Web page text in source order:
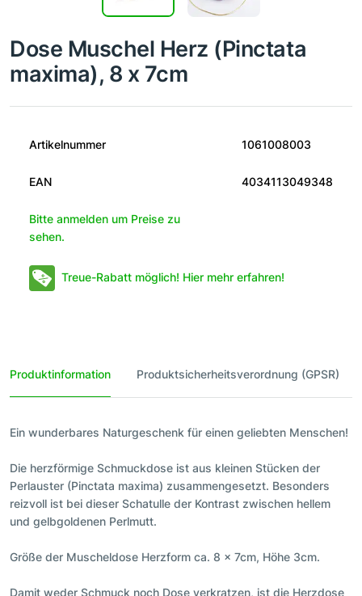
Dose Muschel Herz (Pinctata
maxima), 8 x 7cm
Artikelnummer 1061008003
EAN 4034113049348
Bitte anmelden um Preise zu
sehen.
Treue-Rabatt möglich! Hier mehr erfahren!
Produktinformation Produktsicherheitsverordnung (GPSR)
Ein wunderbares Naturgeschenk für einen geliebten Menschen!
Die herzförmige Schmuckdose ist aus kleinen Stücken der
Perlauster (Pinctata maxima) zusammengesetzt. Besonders
reizvoll ist bei dieser Schatulle der Kontrast zwischen hellem
und gelbgoldenen Perlmutt.
Größe der Muscheldose Herzform ca. 8 x 7cm, Höhe 3cm.
Damit weder Schmuck noch Dose verkratzen, ist die Herzdose